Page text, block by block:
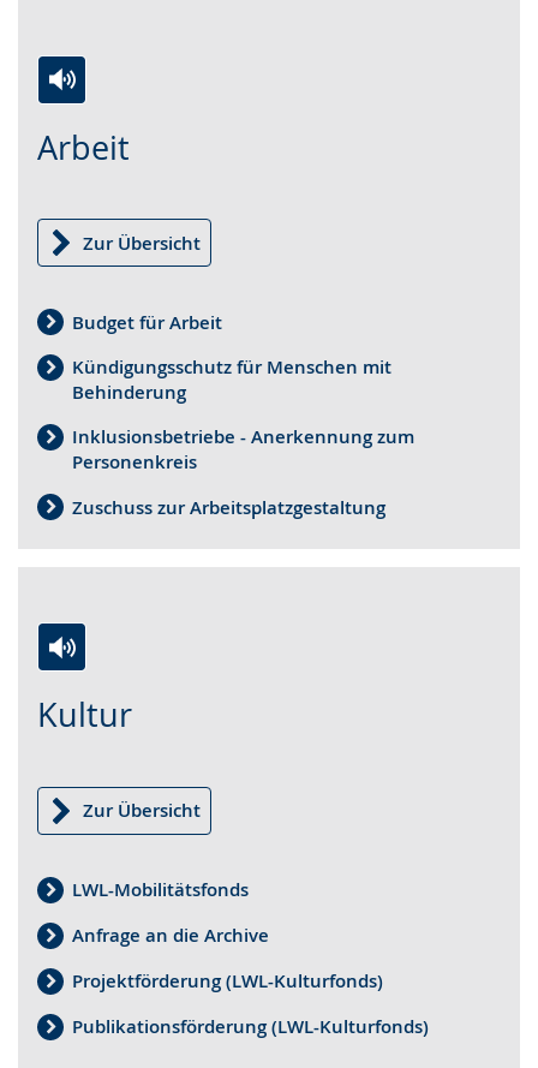
Arbeit
Leichten
Audio-
Video
Gebärdensprache
wird
Zur Übersicht
Budget für Arbeit
Kündigungsschutz für Menschen mit
Behinderung
Inklusionsbetriebe - Anerkennung zum
Personenkreis
Zuschuss zur Arbeitsplatzgestaltung
Kultur
Leichten
Audio-
Video
Gebärdensprache
wird
Zur Übersicht
LWL-Mobilitätsfonds
Anfrage an die Archive
Projektförderung (LWL-Kulturfonds)
Publikationsförderung (LWL-Kulturfonds)